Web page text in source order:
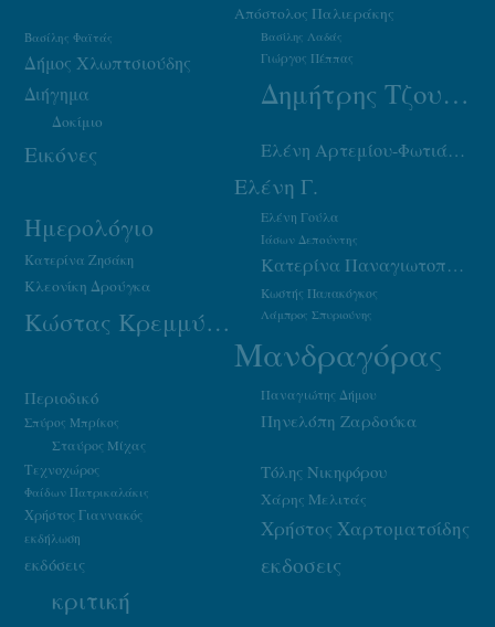
Απόστολος Παλιεράκης
Βασίλης Λαδάς
Βασίλης Φαϊτάς
Γιώργος Πέππας
Δήμος Χλωπτσιούδης
Δημήτρης Τζουμάκας
Διήγημα
Δοκίμιο
Εικόνες Ελένη Αρτεμίου-Φωτιάδου
Ελένη Γ.
Ελένη Γούλα
Ημερολόγιο Ιάσων Δεπούντης
Κατερίνα Ζησάκη Κατερίνα Παναγιωτοπούλου
Κλεονίκη Δρούγκα Κωστής Παπακόγκος
Κώστας Κρεμμύδας Λάμπρος Σπυριούνης
Μανδραγόρας
Παναγιώτης Δήμου
Περιοδικό
Πηνελόπη Ζαρδούκα
Σπύρος Μπρίκος
Σταύρος Μίχας
Τεχνοχώρος
Τόλης Νικηφόρου
Φαίδων Πατρικαλάκις Χάρης Μελιτάς
Χρήστος Γιαννακός
Χρήστος Χαρτοματσίδης
εκδήλωση
εκδοσεις
εκδόσεις
κριτική